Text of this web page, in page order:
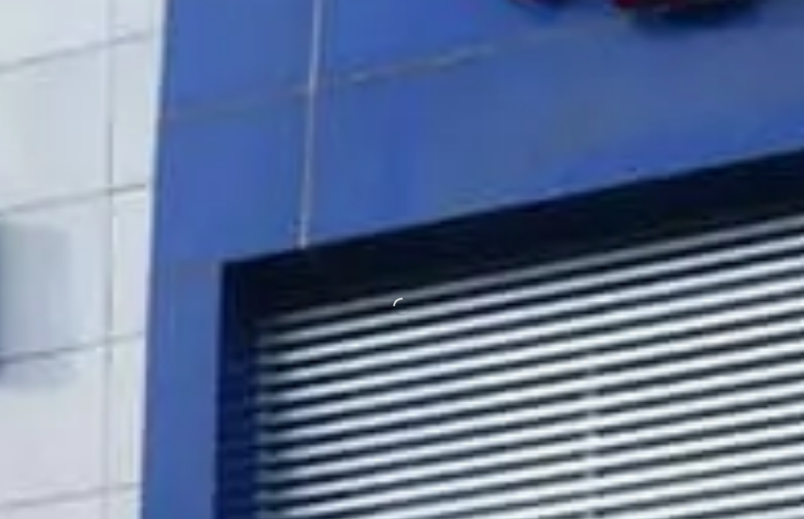
PT. Hartekprima Listrindo Surabaya (Hartech Genset) perusahaan manufaktur genset bertenaga diesel
pertama dan terbesar di Indonesia sejak tahun 1986.
CEK HARGA